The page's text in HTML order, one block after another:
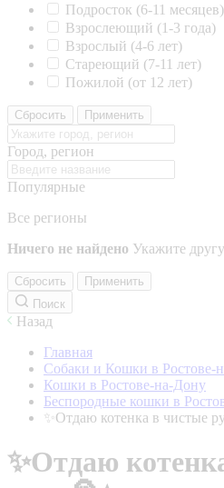
Подросток (6-11 месяцев)
Взрослеющий (1-3 года)
Взрослый (4-6 лет)
Стареющий (7-11 лет)
Пожилой (от 12 лет)
Сбросить Применить
Город, регион
Популярные
Все регионы
Ничего не найдено Укажите
Сбросить
Применить
Поиск
Назад
Главная
Собаки и Кошки в Ростове-
Кошки в Ростове-на-Дону
Беспородные кошки в
✨Отдаю котенка в чистые
✨Отдаю